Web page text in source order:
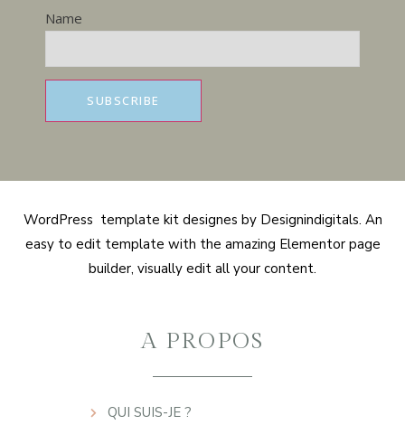
Name
WordPress template kit designes by Designindigitals. An
easy to edit template with the amazing Elementor page
builder, visually edit all your content.
A PROPOS
QUI SUIS-JE ?